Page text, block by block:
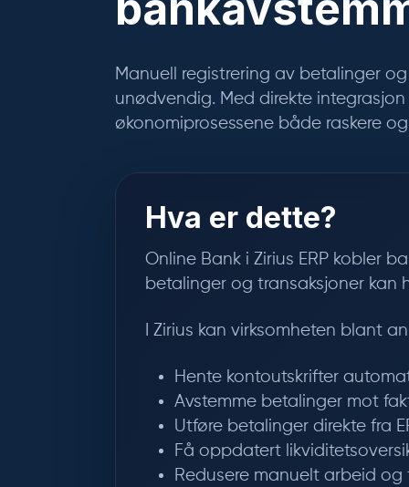
Manuell registrering av betalinger
unødvendig. Med direkte
økonomiprosessene både raskere
Hva er dette?
Online Bank i Zirius ERP kobler
betalinger og transaksjoner kan
I Zirius kan virksomheten blant
Hente kontoutskrifter
Avstemme betalinger mot
Utføre betalinger direkte fra
Få oppdatert
Redusere manuelt arbeid og